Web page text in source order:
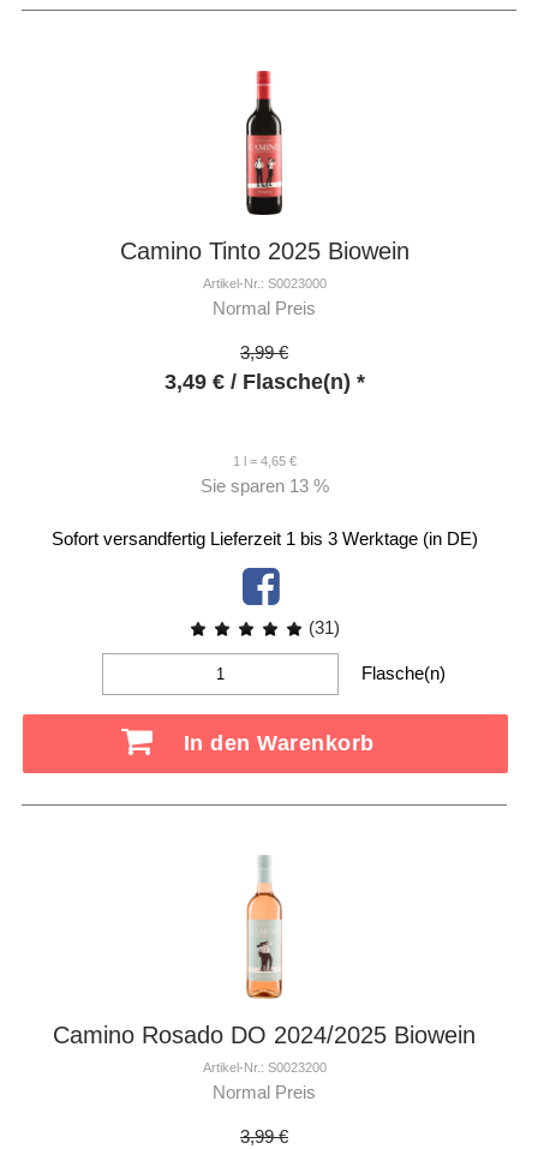
Camino Tinto 2025 Biowein
Artikel-Nr.: S0023000
Normal Preis
3,99 €
3,49 €/ Flasche(n) *
1 l = 4,65 €
Sie sparen 13 %
Sofort versandfertig Lieferzeit 1 bis 3 Werktage (in DE)
(31)
Flasche(n)
In den Warenkorb
Camino Rosado DO 2024/2025 Biowein
Artikel-Nr.: S0023200
Normal Preis
3,99 €